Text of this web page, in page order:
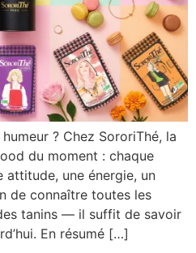
BLOG
NOUS
TROUVER
THÉ
CHARISMATIQUE
THÉ
CULOTTÉE
THÉ
LIBRE
THÉ
PARISIENNE
INFUSION
DÉPENSIÈRE
INFUSION
GOURMANDE
? Chez SororiThé, la
du moment : chaque
une énergie, un
de connaître toutes les
tanins — il suffit de savoir
En résumé […]